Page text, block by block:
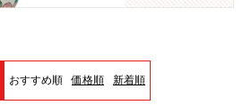
おすすめ順 価格順 新着順